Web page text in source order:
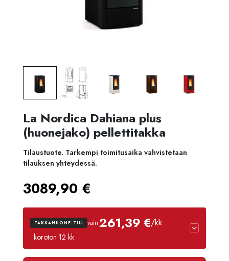
La Nordica Dahiana plus
(huonejako) pellettitakka
Tilaustuote. Tarkempi toimitusaika vahvistetaan
tilauksen yhteydessä.
3089,90 €
TAKKAHUONE-TILI vain261,39 €/kk
· koroton 12 kk